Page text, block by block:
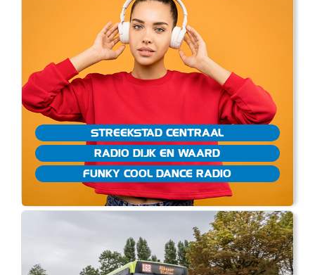
STREEKSTAD CENTRAAL
RADIO DIJK EN WAARD
FUNKY COOL DANCE RADIO